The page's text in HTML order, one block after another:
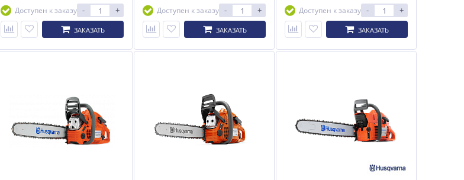
Доступен к заказу - +
ЗАКАЗАТЬ
Доступен к заказу - +
ЗАКАЗАТЬ
Доступен к заказу - +
ЗАКАЗАТЬ